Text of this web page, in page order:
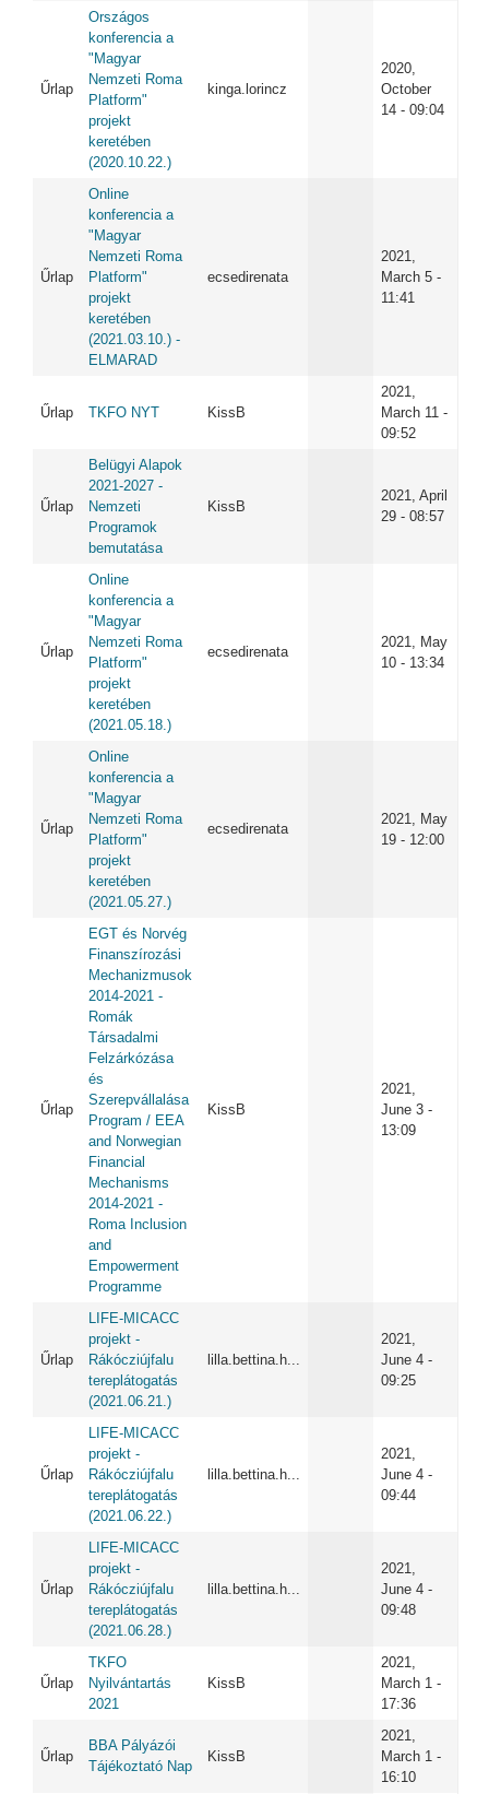
Űrlap
Országos
konferencia a
"Magyar
Nemzeti Roma
Platform"
projekt
keretében
(2020.10.22.)
kinga.lorincz
2020,
October
14 - 09:04
Űrlap
Online
konferencia a
"Magyar
Nemzeti Roma
Platform"
projekt
keretében
(2021.03.10.) -
ELMARAD
ecsedirenata
2021,
March 5 -
11:41
Űrlap TKFO NYT KissB
2021,
March 11 -
09:52
Űrlap
Belügyi Alapok
2021-2027 -
Nemzeti
Programok
bemutatása
KissB
2021, April
29 - 08:57
Űrlap
Online
konferencia a
"Magyar
Nemzeti Roma
Platform"
projekt
keretében
(2021.05.18.)
ecsedirenata
2021, May
10 - 13:34
Űrlap
Online
konferencia a
"Magyar
Nemzeti Roma
Platform"
projekt
keretében
(2021.05.27.)
ecsedirenata
2021, May
19 - 12:00
Űrlap
EGT és Norvég
Finanszírozási
Mechanizmusok
2014-2021 -
Romák
Társadalmi
Felzárkózása
és
Szerepvállalása
Program / EEA
and Norwegian
Financial
Mechanisms
2014-2021 -
Roma Inclusion
and
Empowerment
Programme
KissB
2021,
June 3 -
13:09
Űrlap
LIFE-MICACC
projekt -
Rákócziújfalu
tereplátogatás
(2021.06.21.)
lilla.bettina.h...
2021,
June 4 -
09:25
Űrlap
LIFE-MICACC
projekt -
Rákócziújfalu
tereplátogatás
(2021.06.22.)
lilla.bettina.h...
2021,
June 4 -
09:44
Űrlap
LIFE-MICACC
projekt -
Rákócziújfalu
tereplátogatás
(2021.06.28.)
lilla.bettina.h...
2021,
June 4 -
09:48
Űrlap
TKFO
Nyilvántartás
2021
KissB
2021,
March 1 -
17:36
Űrlap
BBA Pályázói
Tájékoztató Nap
KissB
2021,
March 1 -
16:10